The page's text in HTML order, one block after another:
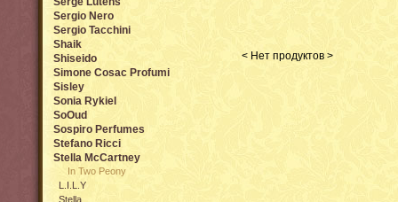
< Нет продуктов >
Sergio Nero
Sergio Tacchini
Shaik
Shiseido
Simone Cosac Profumi
Sisley
Sonia Rykiel
SoOud
Sospiro Perfumes
Stefano Ricci
Stella McCartney
In Two Peony
L.I.L.Y
Stella